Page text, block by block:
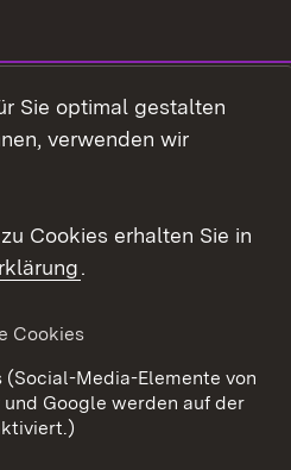
Kontakt
Sie optimal gestalten
verwenden wir
Cookies erhalten Sie in
.
Cookies
Media-Elemente von
Google werden auf der